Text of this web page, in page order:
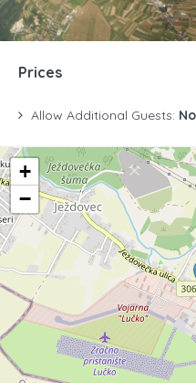
Prices
Allow Additional Guests: No
+
−